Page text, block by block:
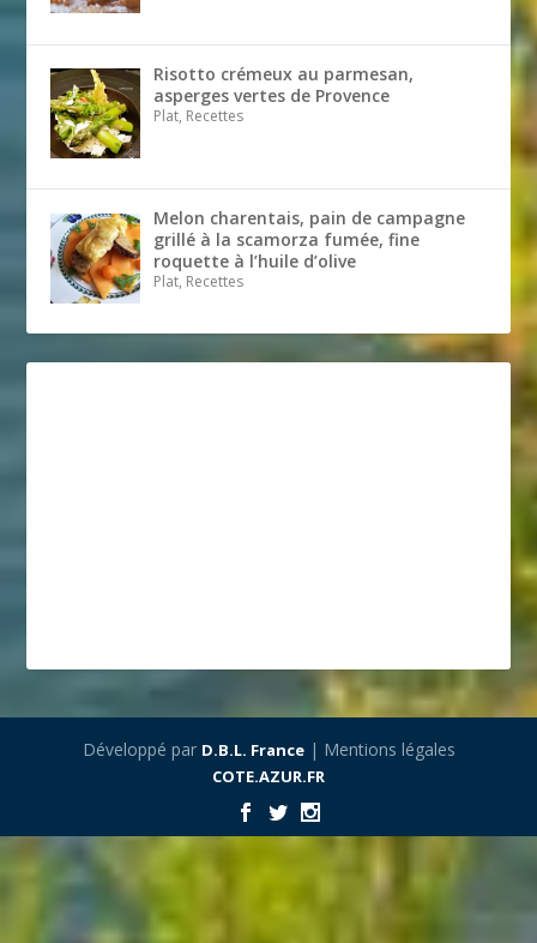
Risotto crémeux au parmesan,
asperges vertes de Provence
Plat, Recettes
Melon charentais, pain de campagne
grillé à la scamorza fumée, fine
roquette à l’huile d’olive
Plat, Recettes
Développé par D.B.L. France| Mentions légales
COTE.AZUR.FR